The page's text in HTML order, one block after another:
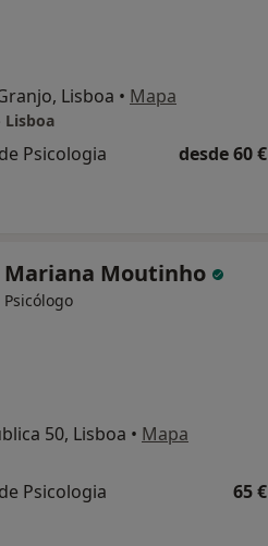
Lisboa • Mapa
Lisboa
Psicologia desde 60 €
Mariana Moutinho
Psicólogo
50, Lisboa • Mapa
Psicologia 65 €